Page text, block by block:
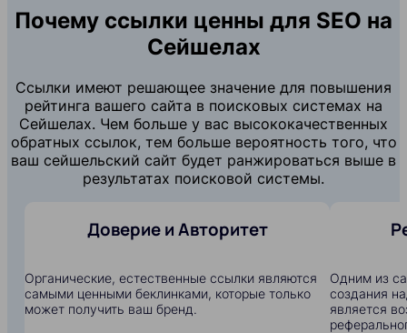
Почему ссылки ценны для SEO на
Сейшелах
Ссылки имеют решающее значение для повышения
рейтинга вашего сайта в поисковых системах на
Сейшелах. Чем больше у вас высококачественных
обратных ссылок, тем больше вероятность того, что
ваш сейшельский сайт будет ранжироваться выше в
результатах поисковой системы.
Доверие и Авторитет
Органические, естественные ссылки являются
самыми ценными беклинками, которые только
может получить ваш бренд.
Одним из
создания
является